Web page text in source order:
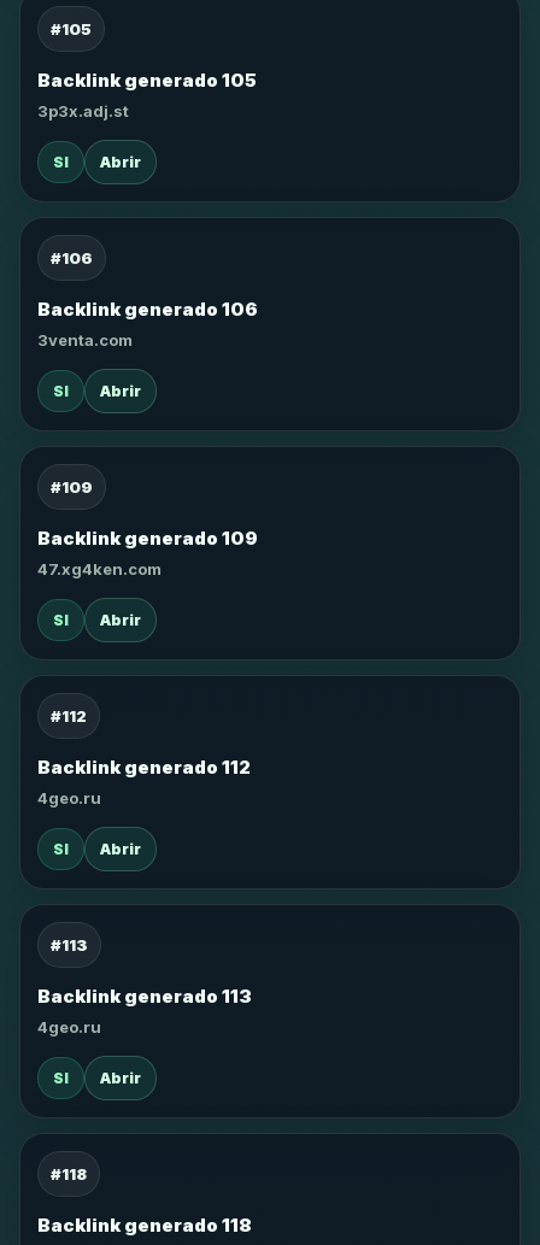
#105
Backlink generado 105
3p3x.adj.st
SI Abrir
#106
Backlink generado 106
3venta.com
SI Abrir
#109
Backlink generado 109
47.xg4ken.com
SI Abrir
#112
Backlink generado 112
4geo.ru
SI Abrir
#113
Backlink generado 113
4geo.ru
SI Abrir
#118
Backlink generado 118